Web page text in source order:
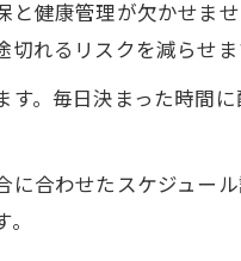
健康管理が欠かせま
れるリスクを減らせま
。毎日決まった時間
合わせたスケジュー